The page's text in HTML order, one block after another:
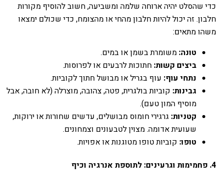
כדי שהסלט יהיה ארוחה שלמה ומשביעה, חשוב להוסיף מקורות
חלבון. זה יכול להיות חלבון מהחי או מהצומח, כדי שכולם ימצאו
משהו מתאים:
טונה: משומרת בשמן או במים.
ביצים קשות: חתוכות לרבעים או לפרוסות.
נתחי עוף: עוף בגריל או מבושל חתוך לקוביות.
גבינות: קוביות בולגרית, פטה, צהובה, מוצרלה (לא חובה, אבל
מוסיף המון טעם).
קטניות: גרגירי חומוס מבושלים, עדשים שחורות או ירוקות,
שעועית אדומה. מצוין לטבעונים וצמחונים.
טופו: קוביות טופו מטוגנות או אפויות.
4. פחמימות וגרעינים: לתוספת אנרגיה וכיף